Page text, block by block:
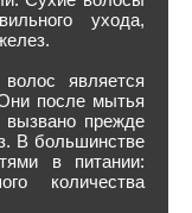
ухода,
является
после мытья
прежде
В большинстве
в питании:
количества